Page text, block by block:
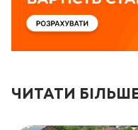
ЧИТАТИ